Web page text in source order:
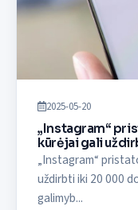
2025-05-20
„Instagram“
kūrėjai gali
„Instagram“
uždirbti iki 20 000
galimyb...